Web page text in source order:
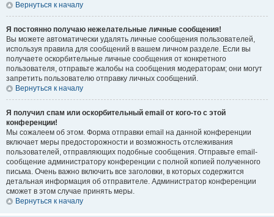
Вернуться к началу
Я постоянно получаю нежелательные личные сообщения!
Вы можете автоматически удалять личные сообщения пользователей,
используя правила для сообщений в вашем личном разделе. Если вы
получаете оскорбительные личные сообщения от конкретного
пользователя, отправьте жалобы на сообщения модераторам; они могут
запретить пользователю отправку личных сообщений.
Вернуться к началу
Я получил спам или оскорбительный email от кого-то с этой
конференции!
Мы сожалеем об этом. Форма отправки email на данной конференции
включает меры предосторожности и возможность отслеживания
пользователей, отправляющих подобные сообщения. Отправьте email-
сообщение администратору конференции с полной копией полученного
письма. Очень важно включить все заголовки, в которых содержится
детальная информация об отправителе. Администратор конференции
сможет в этом случае принять меры.
Вернуться к началу